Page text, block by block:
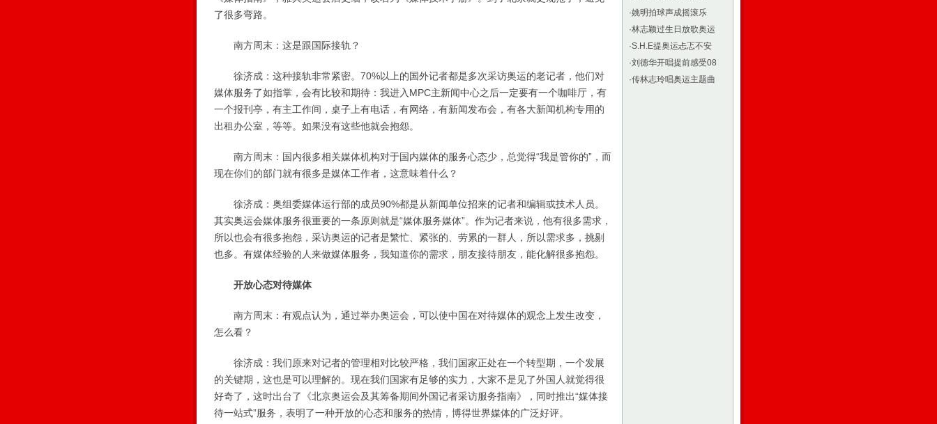
了很多弯路。
南方周末：这是跟国际接轨？
徐济成：这种接轨非常紧密。70%以上的国外记者都是多次采访奥运的老记者，他们对
媒体服务了如指掌，会有比较和期待：我进入MPC主新闻中心之后一定要有一个咖啡厅，有
一个报刊亭，有主工作间，桌子上有电话，有网络，有新闻发布会，有各大新闻机构专用的
出租办公室，等等。如果没有这些他就会抱怨。
南方周末：国内很多相关媒体机构对于国内媒体的服务心态少，总觉得“我是管你的”，而
现在你们的部门就有很多是媒体工作者，这意味着什么？
徐济成：奥组委媒体运行部的成员90%都是从新闻单位招来的记者和编辑或技术人员。
其实奥运会媒体服务很重要的一条原则就是“媒体服务媒体”。作为记者来说，他有很多需求，
所以也会有很多抱怨，采访奥运的记者是繁忙、紧张的、劳累的一群人，所以需求多，挑剔
也多。有媒体经验的人来做媒体服务，我知道你的需求，朋友接待朋友，能化解很多抱怨。
开放心态对待媒体
南方周末：有观点认为，通过举办奥运会，可以使中国在对待媒体的观念上发生改变，
怎么看？
徐济成：我们原来对记者的管理相对比较严格，我们国家正处在一个转型期，一个发展
的关键期，这也是可以理解的。现在我们国家有足够的实力，大家不是见了外国人就觉得很
好奇了，这时出台了《北京奥运会及其筹备期间外国记者采访服务指南》，同时推出“媒体接
待一站式”服务，表明了一种开放的心态和服务的热情，博得世界媒体的广泛好评。
·姚明拍球声成摇滚乐
·林志颖过生日放歌奥运
·S.H.E提奥运忐忑不安
·刘德华开唱提前感受08
·传林志玲唱奥运主题曲